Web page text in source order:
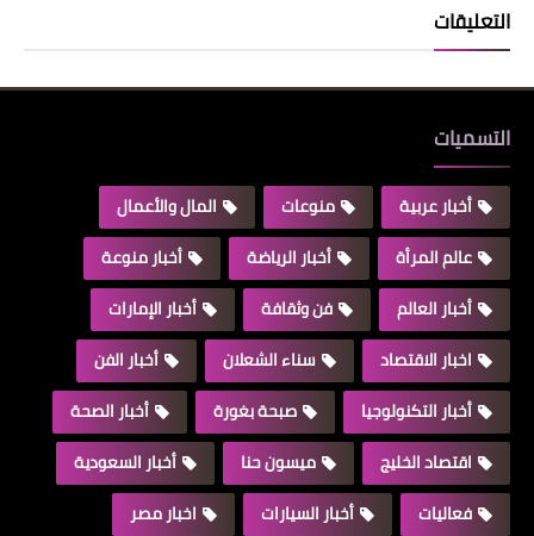
التعليقات
التسميات
أخبار عربية منوعات
المال والأعمال
عالم المرأة
أخبار الرياضة
أخبار منوعة
أخبار العالم
فن وثقافة
أخبار الإمارات
اخبار الاقتصاد
سناء الشعلان
أخبار الفن
أخبار التكنولوجيا
صبحة بغورة
أخبار الصحة
اقتصاد الخليج
ميسون حنا
أخبار السعودية
فعاليات
أخبار السيارات
اخبار مصر